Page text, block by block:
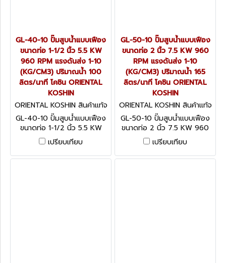
GL-40-10 ปั๊มสูบน้ำแบบเฟือง
ขนาดท่อ 1-1/2 นิ้ว 5.5 KW
960 RPM แรงดันส่ง 1-10
(KG/CM3) ปริมาณน้ำ 100
ลิตร/นาที โคชิน ORIENTAL
KOSHIN
ORIENTAL KOSHIN สินค้าแท้จ
ากโรงงานผู้ผลิต GL-40-10
GL-40-10 ปั๊มสูบน้ำแบบเฟือง
ขนาดท่อ 1-1/2 นิ้ว 5.5 KW
960 RPM แรงดันส่ง 1-10
(KG/CM3) ปริมาณน้ำ 100
ลิตร/นาที โคชิน ORIENTAL
เปรียบเทียบ
GL-50-10 ปั๊มสูบน้ำแบบเฟือง
ขนาดท่อ 2 นิ้ว 7.5 KW 960
RPM แรงดันส่ง 1-10
(KG/CM3) ปริมาณน้ำ 165
ลิตร/นาที โคชิน ORIENTAL
KOSHIN
ORIENTAL KOSHIN สินค้าแท้จ
ากโรงงานผู้ผลิต GL-50-10
GL-50-10 ปั๊มสูบน้ำแบบเฟือง
ขนาดท่อ 2 นิ้ว 7.5 KW 960
RPM แรงดันส่ง 1-10
(KG/CM3) ปริมาณน้ำ 165
ลิตร/นาที โคชิน ORIENTAL
เปรียบเทียบ